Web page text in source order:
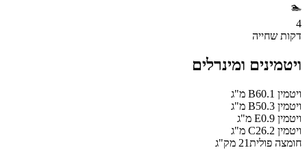
🏊
4
דקות שחייה
ויטמינים ומינרלים
ויטמין B6 0.1
מ"ג
ויטמין B5 0.3
מ"ג
ויטמין E 0.9
מ"ג
ויטמין C 26.2
מ"ג
חומצה פולית21 מק"ג